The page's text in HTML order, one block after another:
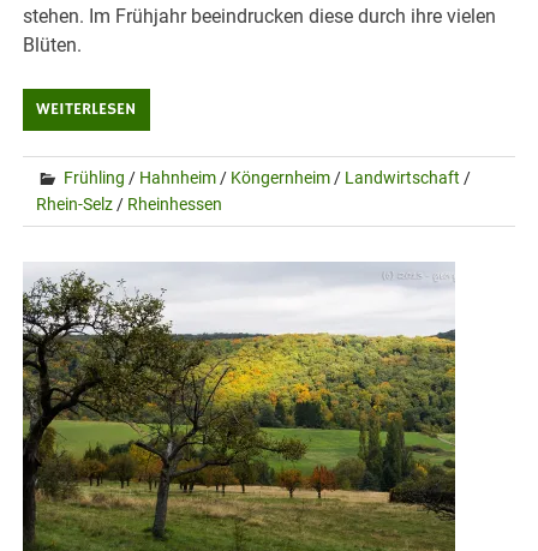
stehen. Im Frühjahr beeindrucken diese durch ihre vielen
Blüten.
WEITERLESEN
Frühling / Hahnheim / Köngernheim / Landwirtschaft /
Rhein-Selz / Rheinhessen